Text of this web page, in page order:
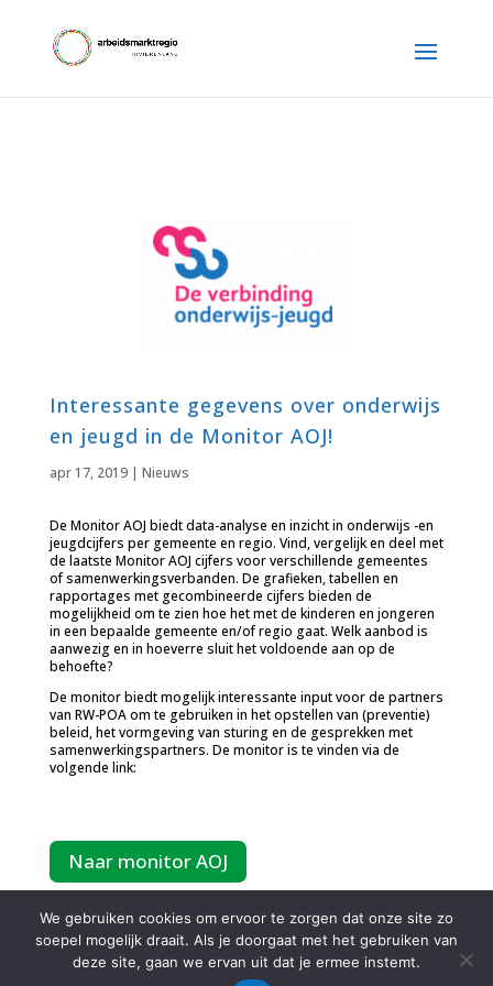
Interessante gegevens over onderwijs
en jeugd in de Monitor AOJ!
apr 17, 2019| Nieuws
De Monitor AOJ biedt data-analyse en inzicht in onderwijs -en
jeugdcijfers per gemeente en regio. Vind, vergelijk en deel met
de laatste Monitor AOJ cijfers voor verschillende gemeentes
of samenwerkingsverbanden. De grafieken, tabellen en
rapportages met gecombineerde cijfers bieden de
mogelijkheid om te zien hoe het met de kinderen en jongeren
in een bepaalde gemeente en/of regio gaat. Welk aanbod is
aanwezig en in hoeverre sluit het voldoende aan op de
behoefte?
De monitor biedt mogelijk interessante input voor de partners
van RW-POA om te gebruiken in het opstellen van (preventie)
beleid, het vormgeving van sturing en de gesprekken met
samenwerkingspartners. De monitor is te vinden via de
volgende link:
Naar monitor AOJ
We gebruiken cookies om ervoor te zorgen dat onze site zo
soepel mogelijk draait. Als je doorgaat met het gebruiken van
deze site, gaan we ervan uit dat je ermee instemt.